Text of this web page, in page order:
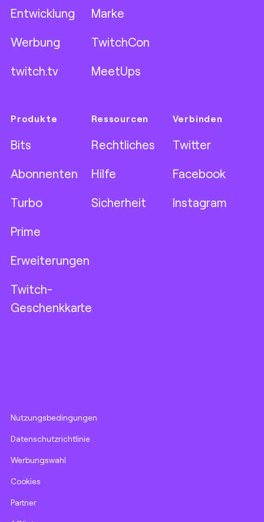
Entwicklung
Werbung
twitch.tv
Marke
TwitchCon
MeetUps
Produkte
Bits
Abonnenten
Turbo
Prime
Erweiterungen
Twitch-
Geschenkkarte
Ressourcen
Rechtliches
Hilfe
Sicherheit
Verbinden
Twitter
Facebook
Instagram
Nutzungsbedingungen
Datenschutzrichtlinie
Werbungswahl
Cookies
Partner